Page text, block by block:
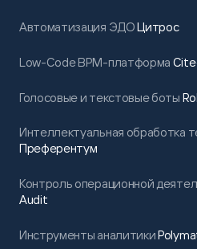
Автоматизация ЭДОЦитрос
Low-Code BPM-платформа
Голосовые и текстовые боты
Интеллектуальная обработка
Преферентум
Контроль операционной
Audit
Инструменты аналитики